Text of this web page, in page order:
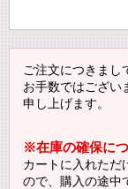
ご注文につきまし
お手数ではござい
申し上げます。
※在庫の確保に
カートに入れただ
ので、購入の途中